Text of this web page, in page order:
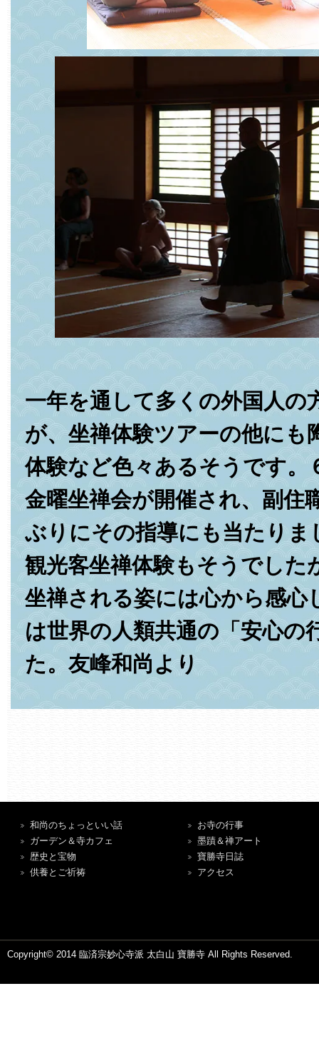
一年を通して多くの外国人の
が、坐禅体験ツアーの他にも
体験など色々あるそうです。
金曜坐禅会が開催され、副住
ぶりにその指導にも当たりま
観光客坐禅体験もそうでした
坐禅される姿には心から感心
は世界の人類共通の「安心の
た。友峰和尚より
和尚のちょっといい話
ガーデン＆寺カフェ
歴史と宝物
供養とご祈祷
お寺の行事
墨蹟＆禅アート
寶勝寺日誌
アクセス
Copyright© 2014 臨済宗妙心寺派 太白山 寶勝寺 All Rights Reserved.